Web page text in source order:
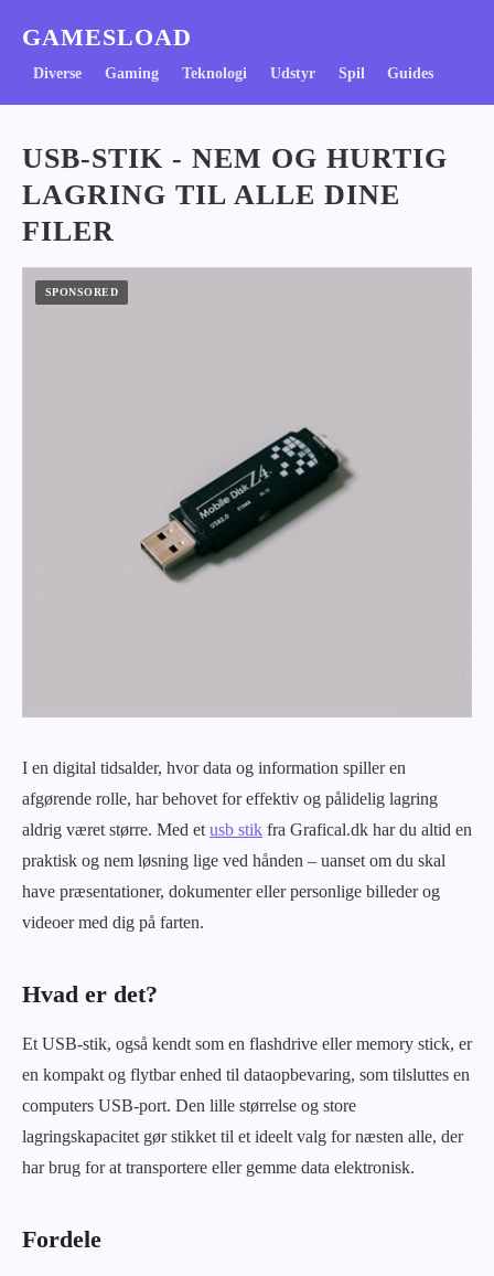
GAMESLOAD
Diverse Gaming Teknologi Udstyr Spil Guides
USB-STIK - NEM OG HURTIG
LAGRING TIL ALLE DINE
FILER
I en digital tidsalder, hvor data og information spiller en
afgørende rolle, har behovet for effektiv og pålidelig lagring
aldrig været større. Med et usb stik fra Grafical.dk har du altid en
praktisk og nem løsning lige ved hånden – uanset om du skal
have præsentationer, dokumenter eller personlige billeder og
videoer med dig på farten.
Hvad er det?
Et USB-stik, også kendt som en flashdrive eller memory stick, er
en kompakt og flytbar enhed til dataopbevaring, som tilsluttes en
computers USB-port. Den lille størrelse og store
lagringskapacitet gør stikket til et ideelt valg for næsten alle, der
har brug for at transportere eller gemme data elektronisk.
Fordele